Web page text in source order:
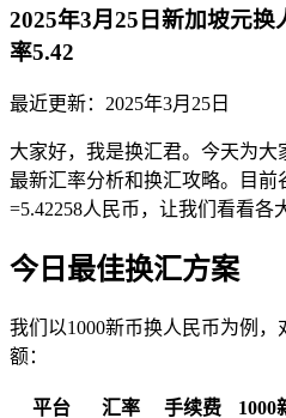
2025年3月25日新加坡元
率5.42
最近更新： 2025年3月25日
大家好，我是换汇君。今天为
最新汇率分析和换汇攻略。目前
=5.42258人民币，让我们看看各
今日最佳换汇方案
我们以1000新币换人民币为例
额：
平台 汇率 手续费 1000